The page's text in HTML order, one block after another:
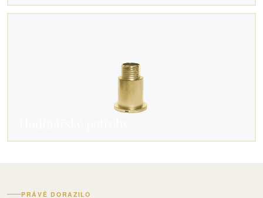
PRÁVĚ DORAZILO